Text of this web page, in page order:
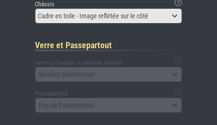
Châssis
Cadre en toile - Image reflétée sur le côté
Verre et Passepartout
verre (y compris le panneau arrière)
Veuillez sélectionner
Passepartout
Pas de Passepartout